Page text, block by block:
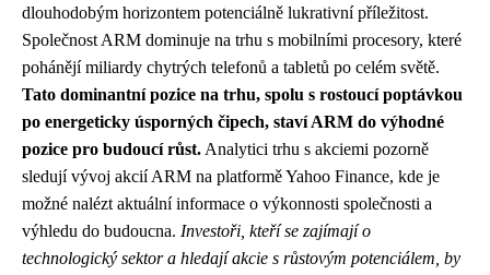
dlouhodobým horizontem potenciálně lukrativní příležitost.
Společnost ARM dominuje na trhu s mobilními procesory, které
pohánějí miliardy chytrých telefonů a tabletů po celém světě.
Tato dominantní pozice na trhu, spolu s rostoucí poptávkou
po energeticky úsporných čipech, staví ARM do výhodné
pozice pro budoucí růst. Analytici trhu s akciemi pozorně
sledují vývoj akcií ARM na platformě Yahoo Finance, kde je
možné nalézt aktuální informace o výkonnosti společnosti a
výhledu do budoucna. Investoři, kteří se zajímají o
technologický sektor a hledají akcie s růstovým potenciálem, by